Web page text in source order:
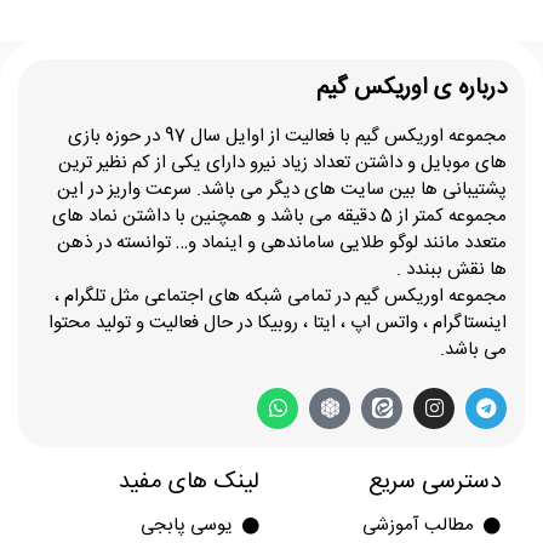
درباره ی اوریکس گیم
مجموعه اوریکس گیم با فعالیت از اوایل سال 97 در حوزه بازی
های موبایل و داشتن تعداد زیاد نیرو دارای یکی از کم نظیر ترین
پشتیبانی ها بین سایت های دیگر می باشد. سرعت واریز در این
مجموعه کمتر از 5 دقیقه می باشد و همچنین با داشتن نماد های
متعدد مانند لوگو طلایی ساماندهی و اینماد و… توانسته در ذهن
ها نقش ببندد .
مجموعه اوریکس گیم در تمامی شبکه های اجتماعی مثل تلگرام ،
اینستاگرام ، واتس اپ ، ایتا ، روبیکا در حال فعالیت و تولید محتوا
می باشد.
دسترسی سریع
مطالب آموزشی
لینک های مفید
یوسی پابجی